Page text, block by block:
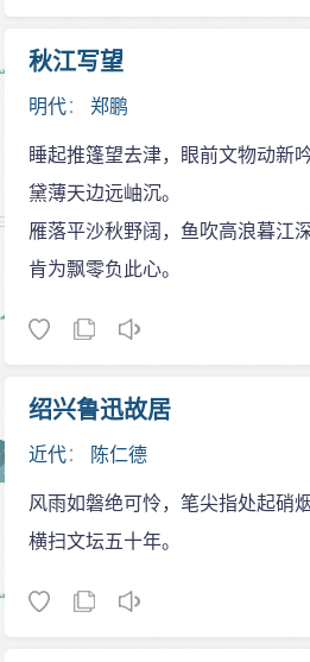
秋江写望
明代：郑鹏
睡起推篷望去津，眼前文物动新
黛薄天边远岫沉。
雁落平沙秋野阔，鱼吹高浪暮江
肯为飘零负此心。
绍兴鲁迅故居
近代： 陈仁德
风雨如磐绝可怜，笔尖指处起硝
横扫文坛五十年。